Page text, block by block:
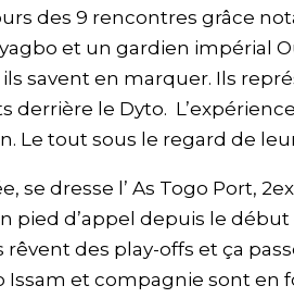
des 9 rencontres grâce
et un gardien impérial
savent en marquer. Ils
derrière le Dyto.
Le tout sous le regard de
se dresse l’ As Togo Port,
pied d’appel depuis le
des play-offs et ça
Issam et compagnie sont en